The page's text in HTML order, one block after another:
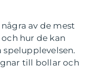
av de mest
hur de kan
till bollar och